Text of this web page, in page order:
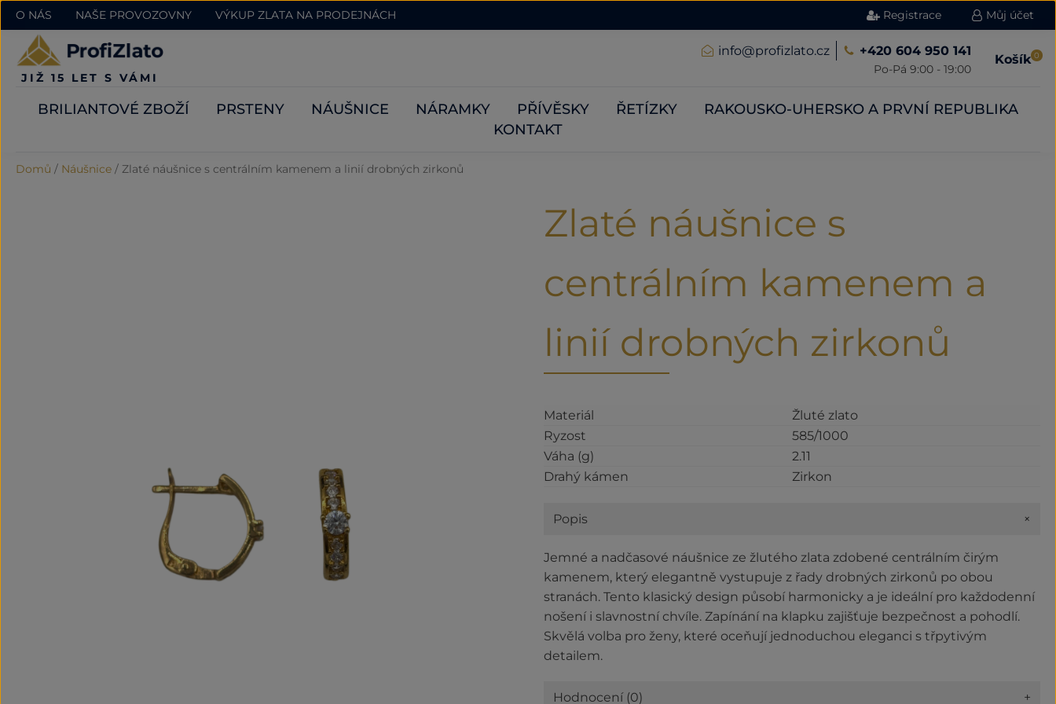
O NÁS NAŠE PROVOZOVNY VÝKUP ZLATA NA PRODEJNÁCH Registrace Můj účet
JIŽ 15 LET S VÁMI
info@profizlato.cz +420 604 950 141
Po-Pá 9:00 - 19:00
Košík 0
BRILIANTOVÉ ZBOŽÍ PRSTENY NÁUŠNICE NÁRAMKY PŘÍVĚSKY ŘETÍZKY
RAKOUSKO-UHERSKO A PRVNÍ REPUBLIKA
KONTAKT
Domů / Náušnice / Zlaté náušnice s centrálním kamenem a linií drobných zirkonů
Zlaté náušnice s
centrálním kamenem a
linií drobných zirkonů
Materiál
Žluté zlato
Ryzost
585/1000
Váha (g)
2.11
Drahý kámen
Zirkon
Popis +
Jemné a nadčasové náušnice ze žlutého zlata zdobené centrálním čirým
kamenem, který elegantně vystupuje z řady drobných zirkonů po obou
stranách. Tento klasický design působí harmonicky a je ideální pro každodenní
nošení i slavnostní chvíle. Zapínání na klapku zajišťuje bezpečnost a pohodlí.
Skvělá volba pro ženy, které oceňují jednoduchou eleganci s třpytivým
detailem.
Hodnocení (0) +